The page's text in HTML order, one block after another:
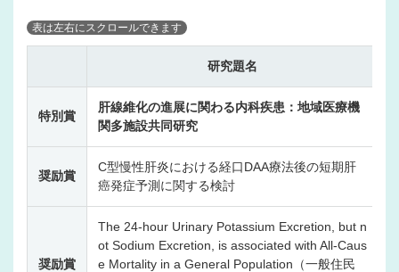
研究題名
特別賞
肝線維化の進展に関わる内科疾患：地域医療機
関多施設共同研究
奨励賞
C型慢性肝炎における経口DAA療法後の短期肝
癌発症予測に関する検討
奨励賞
The 24-hour Urinary Potassium Excretion, but n
ot Sodium Excretion, is associated with All-Caus
e Mortality in a General Population（一般住民